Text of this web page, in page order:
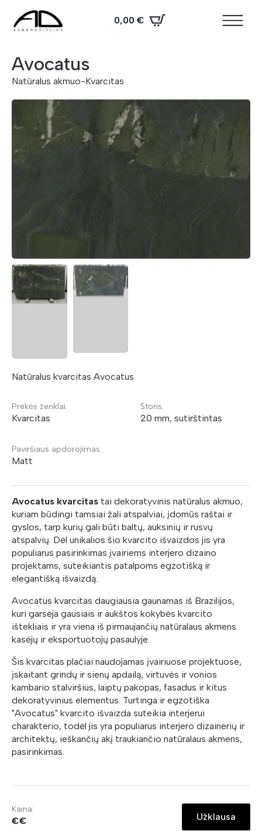
0,00 €
Avocatus
Natūralus akmuo-Kvarcitas
Natūralus kvarcitas Avocatus
Prekės ženklai:
Kvarcitas
Storis:
20 mm, sutirštintas
Paviršiaus apdorojimas:
Matt
Avocatus kvarcitas tai dekoratyvinis natūralus akmuo,
kuriam būdingi tamsiai žali atspalviai, įdomūs raštai ir
gyslos, tarp kurių gali būti baltų, auksinių ir rusvų
atspalvių. Dėl unikalios šio kvarcito išvaizdos jis yra
populiarus pasirinkimas įvairiems interjero dizaino
projektams, suteikiantis patalpoms egzotišką ir
elegantišką išvaizdą.
Avocatus kvarcitas daugiausia gaunamas iš Brazilijos,
kuri garsėja gausiais ir aukštos kokybės kvarcito
ištekliais ir yra viena iš pirmaujančių natūralaus akmens
kasėjų ir eksportuotojų pasaulyje.
Šis kvarcitas plačiai naudojamas įvairiuose projektuose,
įskaitant grindų ir sienų apdailą, virtuvės ir vonios
kambario stalviršius, laiptų pakopas, fasadus ir kitus
dekoratyvinius elementus. Turtinga ir egzotiška
"Avocatus" kvarcito išvaizda suteikia interjerui
charakterio, todėl jis yra populiarus interjero dizainerių ir
architektų, ieškančių akį traukiančio natūralaus akmens,
pasirinkimas.
Kaina:
€€ Užklausa